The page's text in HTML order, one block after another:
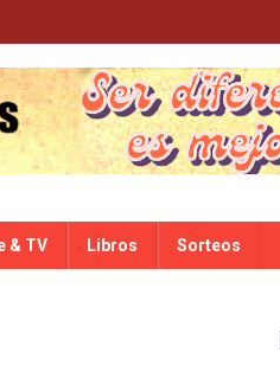
& TV Libros Sorteos